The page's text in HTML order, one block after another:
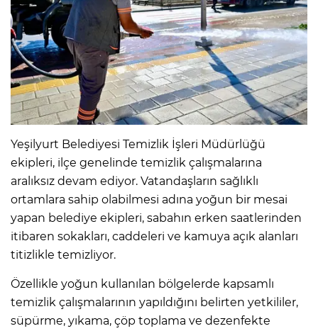
Yeşilyurt Belediyesi Temizlik İşleri Müdürlüğü
ekipleri, ilçe genelinde temizlik çalışmalarına
aralıksız devam ediyor. Vatandaşların sağlıklı
ortamlara sahip olabilmesi adına yoğun bir mesai
yapan belediye ekipleri, sabahın erken saatlerinden
itibaren sokakları, caddeleri ve kamuya açık alanları
titizlikle temizliyor.
Özellikle yoğun kullanılan bölgelerde kapsamlı
temizlik çalışmalarının yapıldığını belirten yetkililer,
süpürme, yıkama, çöp toplama ve dezenfekte